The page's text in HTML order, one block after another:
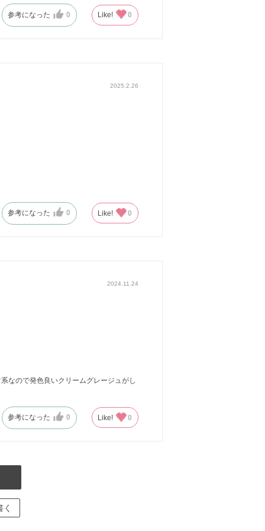
参考になった 0 Like! 0
2025.2.26
参考になった 0 Like! 0
2024.11.24
なので発色良いクリームグレージュがし
参考になった 0 Like! 0